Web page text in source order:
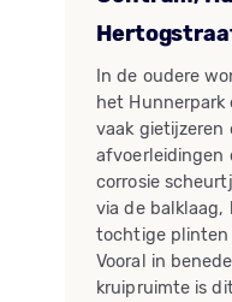
In de oudere
het
vaak
afvoerleidingen
corrosie
via de
tochtige plinten
Vooral in
kruipruimte is